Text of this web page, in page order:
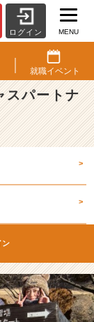
ログイン MENU
就職イベント
スパートナ
>
>
ン